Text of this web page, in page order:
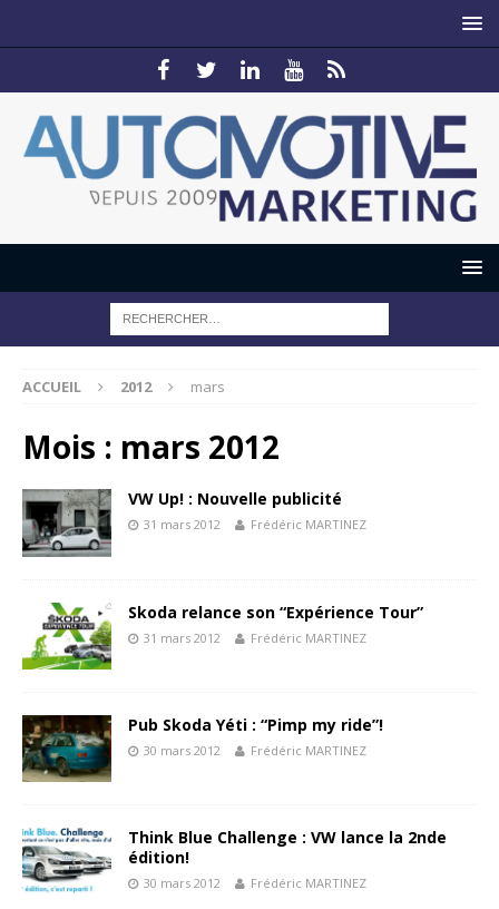
ACCUEIL 2012 mars
Mois : mars 2012
VW Up! : Nouvelle publicité
31 mars 2012 Frédéric MARTINEZ
Skoda relance son “Expérience Tour”
31 mars 2012 Frédéric MARTINEZ
Pub Skoda Yéti : “Pimp my ride”!
30 mars 2012 Frédéric MARTINEZ
Think Blue Challenge : VW lance la 2nde
édition!
30 mars 2012 Frédéric MARTINEZ